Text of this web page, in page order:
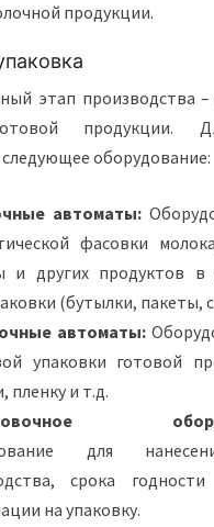
продукции.
этап производства
продукции.
следующее оборудование:
автоматы:
фасовки
и других продуктов в
(бутылки, пакеты,
автоматы:
упаковки готовой
пленку и т.д.
для
срока
на упаковку.